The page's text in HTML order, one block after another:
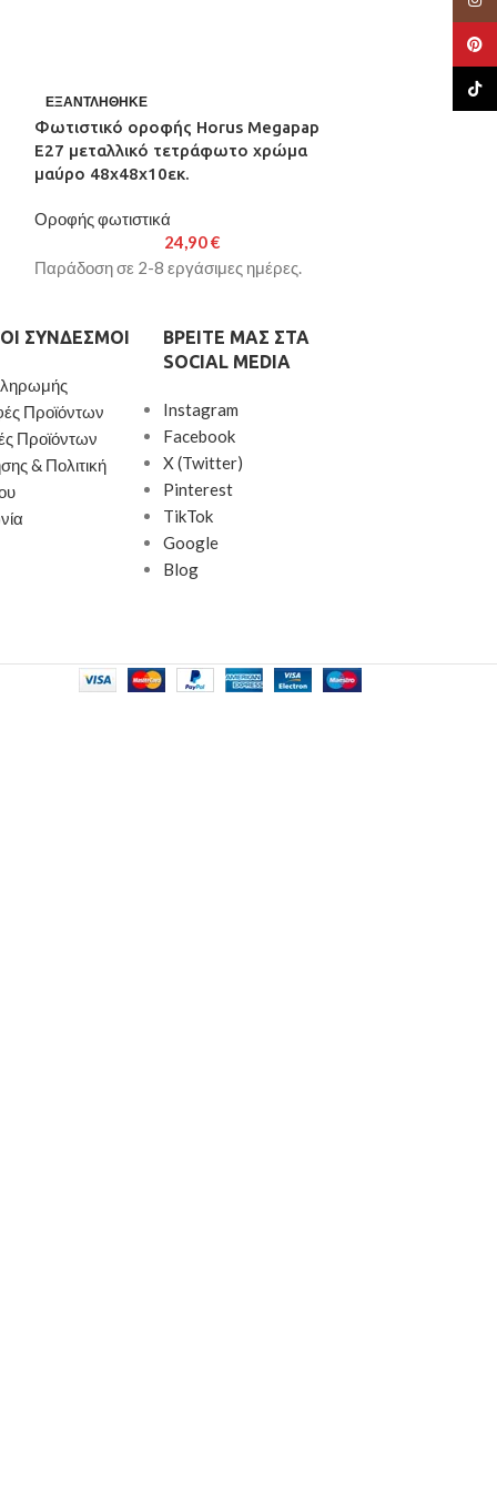
ΕΞΑΝΤΛΉΘΗΚΕ
Φωτιστικό οροφής Horus Megapap
E27 μεταλλικό τετράφωτο χρώμα
μαύρο 48x48x10εκ.
Οροφής φωτιστικά
24,90€
Παράδοση σε 2-8 εργάσιμες ημέρες.
Φωτιστικό
ΣΎΝΔΕΣΜΟΙ
Προϊόντων
Προϊόντων
& Πολιτική
ΒΡΕΊΤΕ ΜΑΣ ΣΤΑ
SOCIAL MEDIA
Instagram
Facebook
X (Twitter)
Pinterest
TikTok
Google
Blog